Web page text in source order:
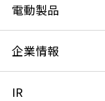
電動製品
企業情報
IR